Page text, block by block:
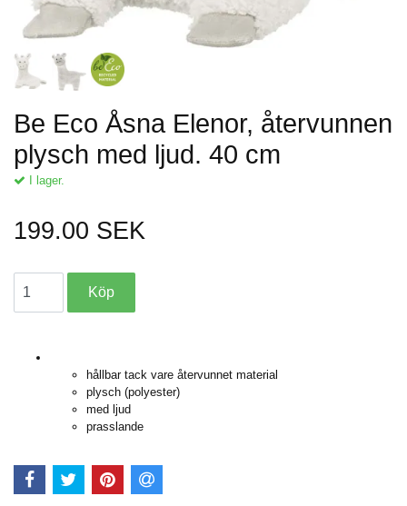
Be Eco Åsna Elenor, återvunnen
plysch med ljud. 40 cm
I lager.
199.00 SEK
hållbar tack vare återvunnet material
plysch (polyester)
med ljud
prasslande